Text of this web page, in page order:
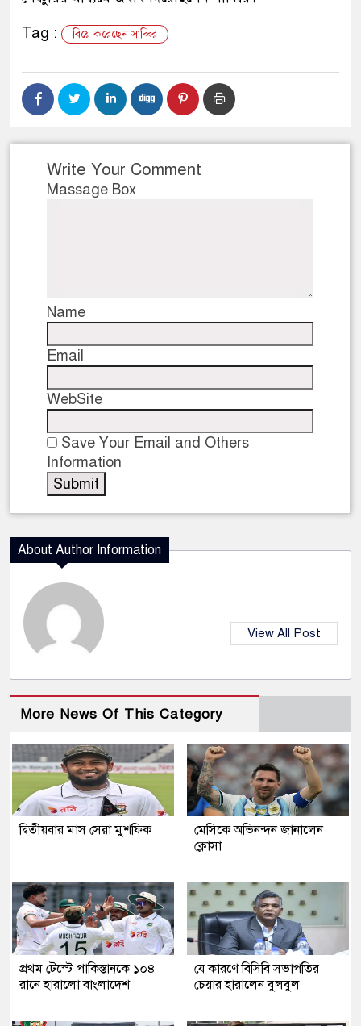
Tag :
বিয়ে করেছেন সাব্বির
Write Your Comment
Massage Box
Name
Email
WebSite
Save Your Email and Others
Information
About Author Information
View All Post
More News Of This Category
দ্বিতীয়বার মাস সেরা মুশফিক
মেসিকে অভিনন্দন জানালেন
ক্লোসা
প্রথম টেস্টে পাকিস্তানকে ১০৪
রানে হারালো বাংলাদেশ
যে কারণে বিসিবি সভাপতির
চেয়ার হারালেন বুলবুল